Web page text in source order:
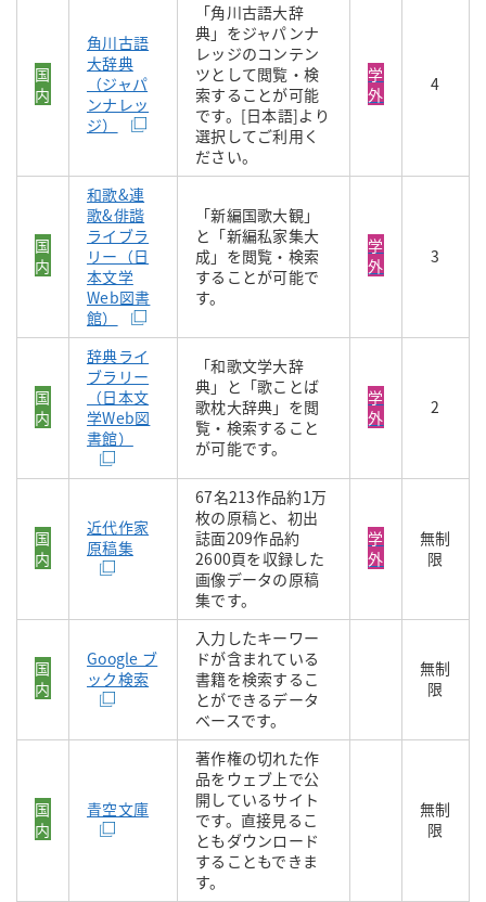
国
内
角川古語
大辞典
（ジャパ
ンナレッ
ジ）
「角川古語大辞
典」をジャパンナ
レッジのコンテン
ツとして閲覧・検
索することが可能
です。[日本語]より
選択してご利用く
ださい。
学
外
4
国
内
和歌&連
歌&俳諧
ライブラ
リー（日
本文学
Web図書
館）
「新編国歌大観」
と「新編私家集大
成」を閲覧・検索
することが可能で
す。
学
外
3
国
内
辞典ライ
ブラリー
（日本文
学Web図
書館）
「和歌文学大辞
典」と「歌ことば
歌枕大辞典」を閲
覧・検索すること
が可能です。
学
外
2
国
内
近代作家
原稿集
67名213作品約1万
枚の原稿と、初出
誌面209作品約
2600頁を収録した
画像データの原稿
集です。
学
外
無制
限
国
内
Google ブ
ック検索
入力したキーワー
ドが含まれている
書籍を検索するこ
とができるデータ
ベースです。
無制
限
国
内
青空文庫
著作権の切れた作
品をウェブ上で公
開しているサイト
です。直接見るこ
ともダウンロード
することもできま
す。
無制
限